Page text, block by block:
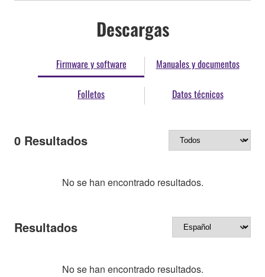
Descargas
Firmware y software Manuales y documentos
Folletos Datos técnicos
0 Resultados
No se han encontrado resultados.
Resultados
No se han encontrado resultados.